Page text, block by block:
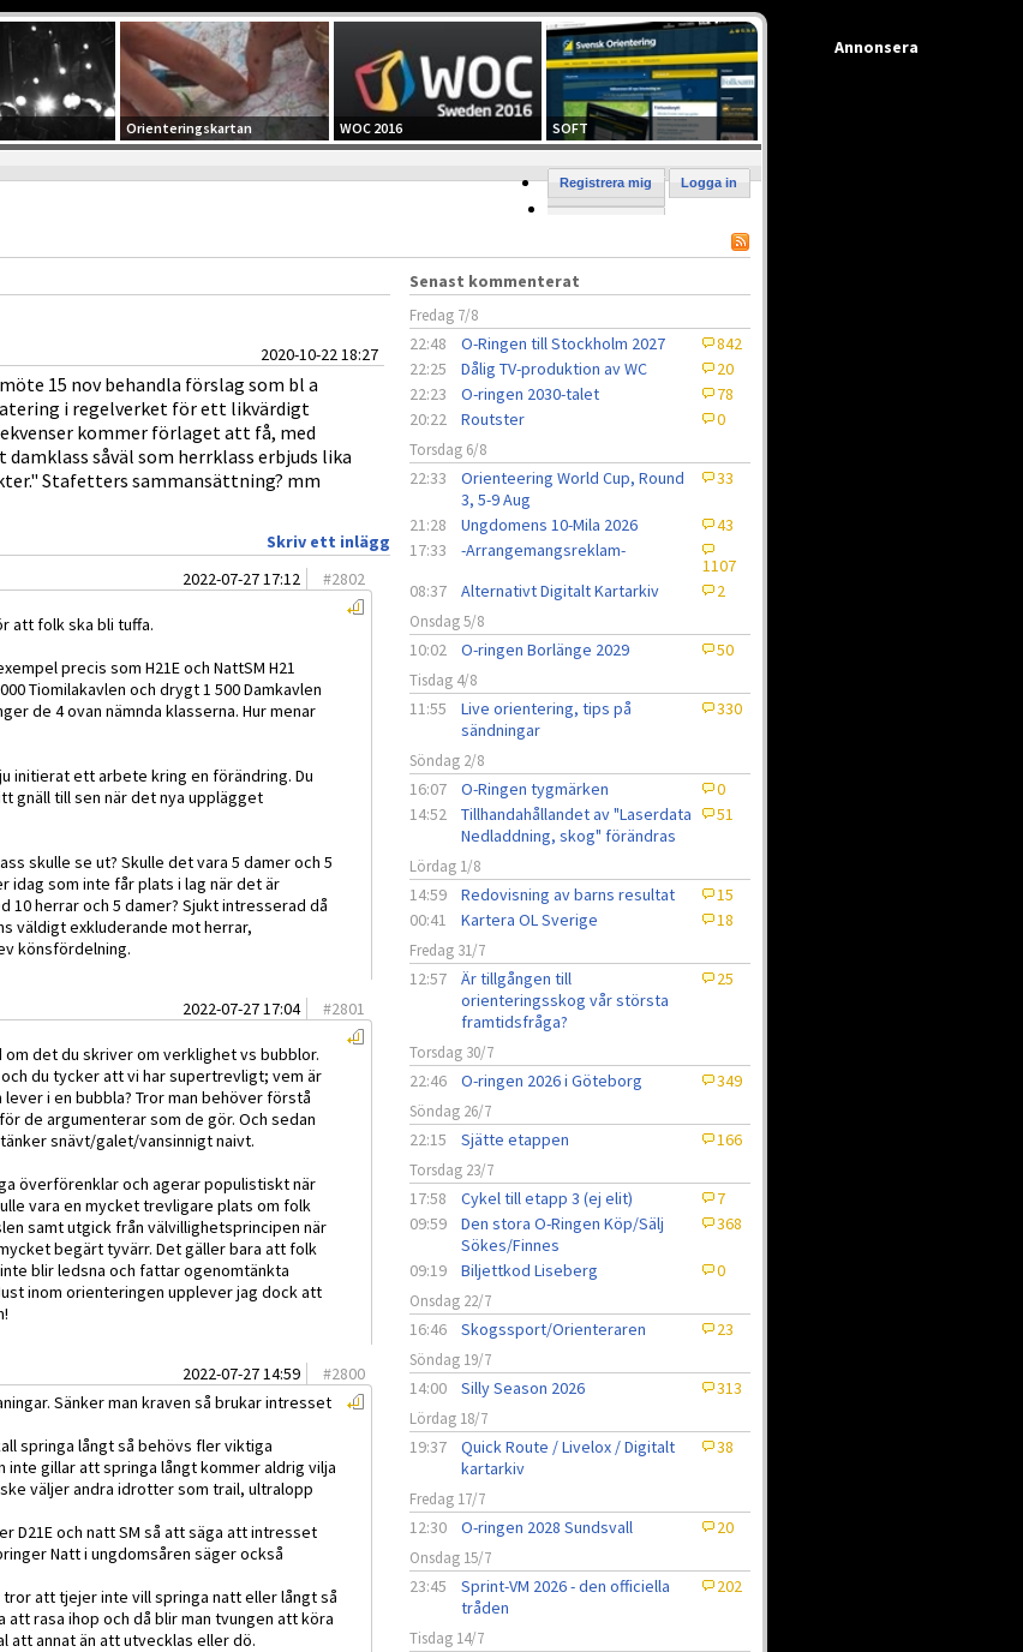
Orienteringskartan WOC 2016 SOFT
Logga in
Registrera mig
2020-10-22 18:27
15 nov behandla förslag som bl a
i regelverket för ett likvärdigt
kommer förlaget att få, med
damklass såväl som herrklass erbjuds lika
Stafetters sammansättning? mm
Skriv ett inlägg
2022-07-27 17:12 #2802
att folk ska bli tuffa.
precis som H21E och NattSM H21
Tiomilakavlen och drygt 1 500 Damkavlen
de 4 ovan nämnda klasserna. Hur menar
initierat ett arbete kring en förändring. Du
gnäll till sen när det nya upplägget
skulle se ut? Skulle det vara 5 damer och 5
idag som inte får plats i lag när det är
10 herrar och 5 damer? Sjukt intresserad då
väldigt exkluderande mot herrar,
könsfördelning.
2022-07-27 17:04 #2801
det du skriver om verklighet vs bubblor.
du tycker att vi har supertrevligt; vem är
i en bubbla? Tror man behöver förstå
de argumenterar som de gör. Och sedan
snävt/galet/vansinnigt naivt.
överförenklar och agerar populistiskt när
vara en mycket trevligare plats om folk
samt utgick från välvillighetsprincipen när
begärt tyvärr. Det gäller bara att folk
blir ledsna och fattar ogenomtänkta
inom orienteringen upplever jag dock att
2022-07-27 14:59 #2800
Sänker man kraven så brukar intresset
springa långt så behövs fler viktiga
inte gillar att springa långt kommer aldrig vilja
väljer andra idrotter som trail, ultralopp
D21E och natt SM så att säga att intresset
Natt i ungdomsåren säger också
att tjejer inte vill springa natt eller långt så
rasa ihop och då blir man tvungen att köra
att annat än att utvecklas eller dö.
Senast kommenterat
Fredag 7/8
22:48 O-Ringen till Stockholm 2027
842
22:25
Dålig TV-produktion av WC
20
22:23
O-ringen 2030-talet
78
20:22
Routster 0
Torsdag 6/8
22:33
Orienteering World Cup, Round
3, 5-9 Aug
33
21:28 Ungdomens 10-Mila 2026
43
17:33
-Arrangemangsreklam-
1107
08:37
Alternativt Digitalt Kartarkiv 2
Onsdag 5/8
10:02 O-ringen Borlänge 2029 50
Tisdag 4/8
11:55
Live orientering, tips på
sändningar
330
Söndag 2/8
16:07 O-Ringen tygmärken
0
14:52
Tillhandahållandet av "Laserdata
Nedladdning, skog" förändras
51
Lördag 1/8
14:59 Redovisning av barns resultat
15
00:41
Kartera OL Sverige 18
Fredag 31/7
12:57
Är tillgången till
orienteringsskog vår största
framtidsfråga?
25
Torsdag 30/7
22:46 O-ringen 2026 i Göteborg 349
Söndag 26/7
22:15 Sjätte etappen 166
Torsdag 23/7
17:58 Cykel till etapp 3 (ej elit)
7
09:59
Den stora O-Ringen Köp/Sälj
Sökes/Finnes
368
09:19 Biljettkod Liseberg 0
Onsdag 22/7
16:46 Skogssport/Orienteraren 23
Söndag 19/7
14:00 Silly Season 2026 313
Lördag 18/7
19:37
Quick Route / Livelox / Digitalt
kartarkiv
38
Fredag 17/7
12:30 O-ringen 2028 Sundsvall 20
Onsdag 15/7
23:45
Sprint-VM 2026 - den officiella
tråden
202
Tisdag 14/7
Annonsera